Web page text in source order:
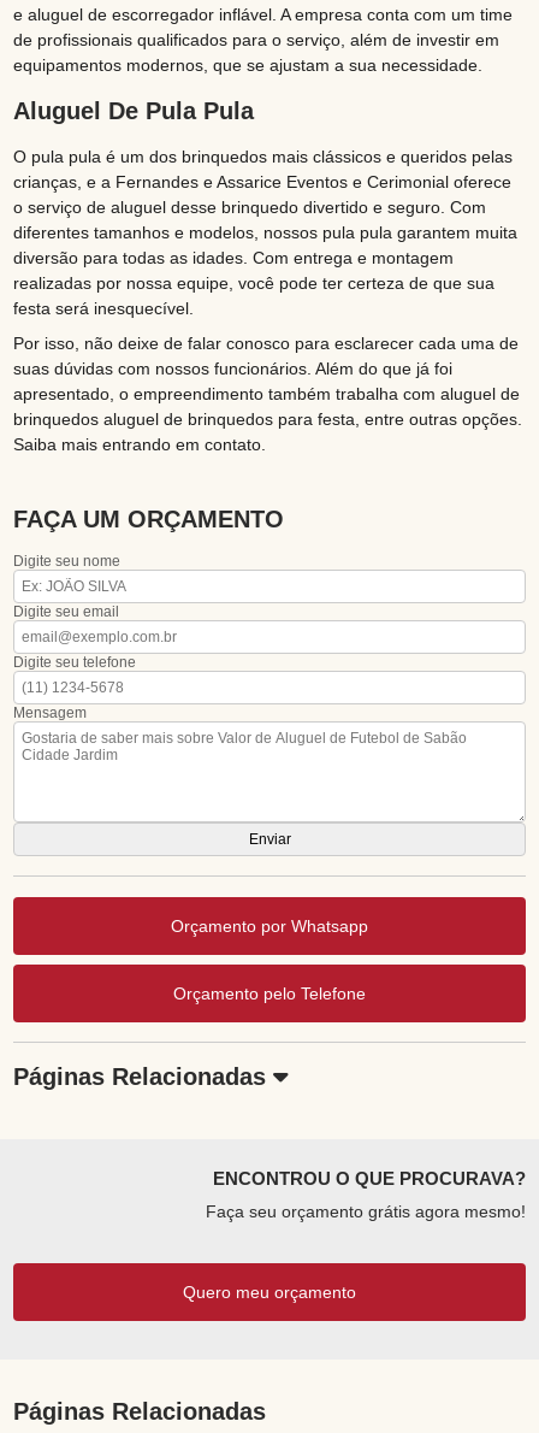
e aluguel de escorregador inflável. A empresa conta com um time
de profissionais qualificados para o serviço, além de investir em
equipamentos modernos, que se ajustam a sua necessidade.
Aluguel De Pula Pula
O pula pula é um dos brinquedos mais clássicos e queridos pelas
crianças, e a Fernandes e Assarice Eventos e Cerimonial oferece
o serviço de aluguel desse brinquedo divertido e seguro. Com
diferentes tamanhos e modelos, nossos pula pula garantem muita
diversão para todas as idades. Com entrega e montagem
realizadas por nossa equipe, você pode ter certeza de que sua
festa será inesquecível.
Por isso, não deixe de falar conosco para esclarecer cada uma de
suas dúvidas com nossos funcionários. Além do que já foi
apresentado, o empreendimento também trabalha com aluguel de
brinquedos aluguel de brinquedos para festa, entre outras opções.
Saiba mais entrando em contato.
FAÇA UM ORÇAMENTO
Digite seu nome
Digite seu email
Digite seu telefone
Mensagem
Orçamento por Whatsapp
Orçamento pelo Telefone
Páginas Relacionadas
ENCONTROU O QUE PROCURAVA?
Faça seu orçamento grátis agora mesmo!
Quero meu orçamento
Páginas Relacionadas